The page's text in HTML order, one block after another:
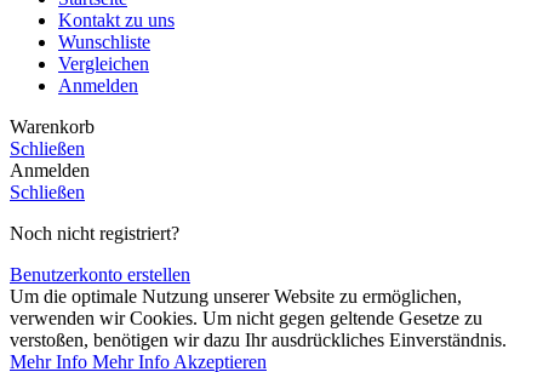
Kontakt zu uns
Wunschliste
Vergleichen
Anmelden
Warenkorb
Schließen
Anmelden
Schließen
Noch nicht registriert?
Benutzerkonto erstellen
Um die optimale Nutzung unserer Website zu ermöglichen,
verwenden wir Cookies. Um nicht gegen geltende Gesetze zu
verstoßen, benötigen wir dazu Ihr ausdrückliches Einverständnis.
Mehr Info Mehr Info Akzeptieren